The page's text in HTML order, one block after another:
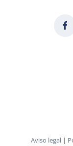
Aviso legal|